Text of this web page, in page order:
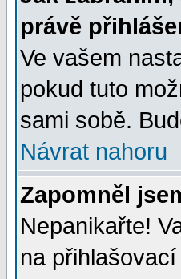
právě
Ve vašem
pokud tuto
sami sobě.
Návrat nahoru
Zapomněl
Nepanikařte!
na